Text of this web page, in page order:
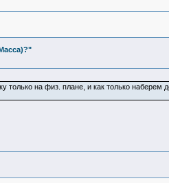
только на физ. плане, и как только